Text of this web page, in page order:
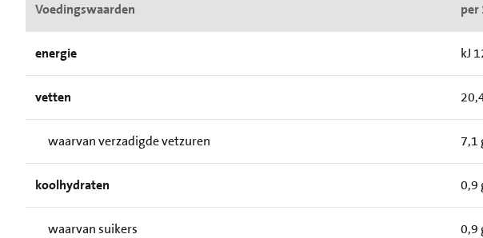
Voedingswaarden per
energie kJ
vetten
waarvan verzadigde vetzuren 7,1
koolhydraten 0,9
waarvan suikers 0,9